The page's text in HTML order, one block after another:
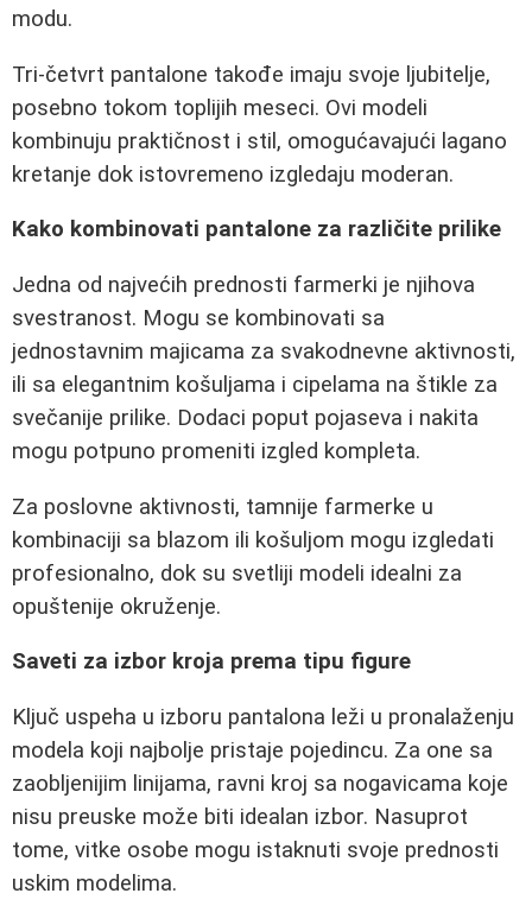
modu.
Tri-četvrt pantalone takođe imaju svoje ljubitelje,
posebno tokom toplijih meseci. Ovi modeli
kombinuju praktičnost i stil, omogućavajući lagano
kretanje dok istovremeno izgledaju moderan.
Kako kombinovati pantalone za različite prilike
Jedna od najvećih prednosti farmerki je njihova
svestranost. Mogu se kombinovati sa
jednostavnim majicama za svakodnevne aktivnosti,
ili sa elegantnim košuljama i cipelama na štikle za
svečanije prilike. Dodaci poput pojaseva i nakita
mogu potpuno promeniti izgled kompleta.
Za poslovne aktivnosti, tamnije farmerke u
kombinaciji sa blazom ili košuljom mogu izgledati
profesionalno, dok su svetliji modeli idealni za
opuštenije okruženje.
Saveti za izbor kroja prema tipu figure
Ključ uspeha u izboru pantalona leži u pronalaženju
modela koji najbolje pristaje pojedincu. Za one sa
zaobljenijim linijama, ravni kroj sa nogavicama koje
nisu preuske može biti idealan izbor. Nasuprot
tome, vitke osobe mogu istaknuti svoje prednosti
uskim modelima.